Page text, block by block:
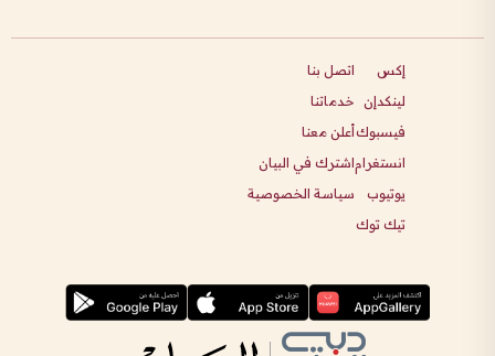
إكس
لينكدإن
فيسبوك
انستغرام
يوتيوب
تيك توك
اتصل بنا
خدماتنا
أعلن معنا
اشترك في البيان
سياسة الخصوصية